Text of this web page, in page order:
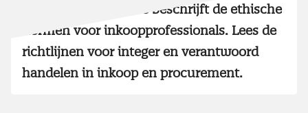
De Nevi Gedragscode beschrijft de ethische
normen voor inkoopprofessionals. Lees de
richtlijnen voor integer en verantwoord
handelen in inkoop en procurement.